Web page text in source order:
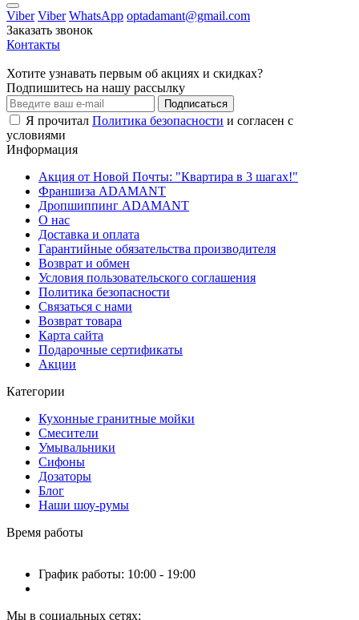
Viber Viber WhatsApp optadamant@gmail.com
Заказать звонок
Контакты
Хотите узнавать первым об акциях и скидках?
Подпишитесь на нашу рассылку
Подписаться
Я прочитал Политика безопасности и согласен с
условиями
Информация
Акция от Новой Почты: "Квартира в 3 шагах!"
Франшиза ADAMANT
Дропшиппинг ADAMANT
О нас
Доставка и оплата
Гарантийные обязательства производителя
Возврат и обмен
Условия пользовательского соглашения
Политика безопасности
Связаться с нами
Возврат товара
Карта сайта
Подарочные сертификаты
Акции
Категории
Кухонные гранитные мойки
Смесители
Умывальники
Сифоны
Дозаторы
Блог
Наши шоу-румы
Время работы
График работы: 10:00 - 19:00
Мы в социальных сетях: